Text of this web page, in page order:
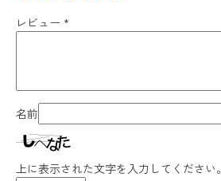
レビュー *
名前
上に表示された文字を入力してください。